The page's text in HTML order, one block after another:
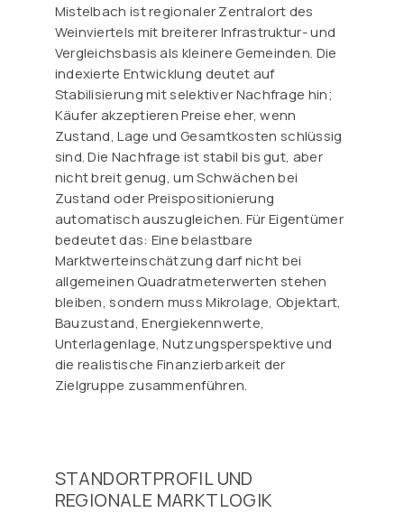
Mistelbach ist regionaler Zentralort des
Weinviertels mit breiterer Infrastruktur- und
Vergleichsbasis als kleinere Gemeinden. Die
indexierte Entwicklung deutet auf
Stabilisierung mit selektiver Nachfrage hin;
Käufer akzeptieren Preise eher, wenn
Zustand, Lage und Gesamtkosten schlüssig
sind. Die Nachfrage ist stabil bis gut, aber
nicht breit genug, um Schwächen bei
Zustand oder Preispositionierung
automatisch auszugleichen. Für Eigentümer
bedeutet das: Eine belastbare
Marktwerteinschätzung darf nicht bei
allgemeinen Quadratmeterwerten stehen
bleiben, sondern muss Mikrolage, Objektart,
Bauzustand, Energiekennwerte,
Unterlagenlage, Nutzungsperspektive und
die realistische Finanzierbarkeit der
Zielgruppe zusammenführen.
STANDORTPROFIL UND
REGIONALE MARKTLOGIK